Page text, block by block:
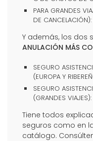
PARA GRANDES
DE
Y además, los dos
ANULACIÓN MÁS
SEGURO
(EUROPA Y
SEGURO
(GRANDES
Tiene todos
seguros como en
catálogo.